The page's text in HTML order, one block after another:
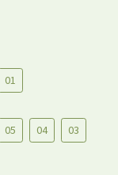
01
05 04 03